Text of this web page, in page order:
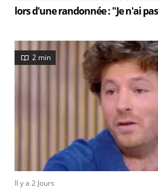
lors d'une randonnée : "Je n'ai
2 min
Il y a 2 Jours